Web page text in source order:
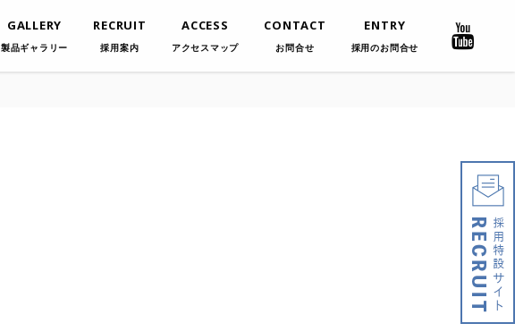
GALLERY
製品ギャラリー
RECRUIT
採用案内
ACCESS
アクセスマップ
CONTACT
お問合せ
ENTRY
採用のお問合せ